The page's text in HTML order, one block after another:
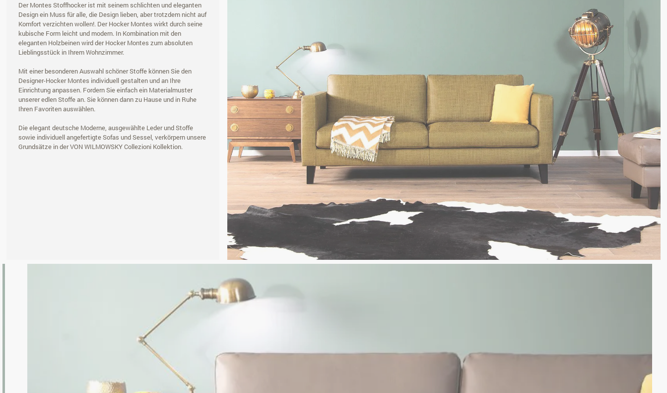
Der Montes Stoffhocker ist mit seinem schlichten und eleganten
Design ein Muss für alle, die Design lieben, aber trotzdem nicht auf
Komfort verzichten wollen!. Der Hocker Montes wirkt durch seine
kubische Form leicht und modern. In Kombination mit den
eleganten Holzbeinen wird der Hocker Montes zum absoluten
Lieblingsstück in Ihrem Wohnzimmer.
Mit einer besonderen Auswahl schöner Stoffe können Sie den
Designer-Hocker Montes individuell gestalten und an Ihre
Einrichtung anpassen. Fordern Sie einfach ein Materialmuster
unserer edlen Stoffe an. Sie können dann zu Hause und in Ruhe
Ihren Favoriten auswählen.
Die elegant deutsche Moderne, ausgewählte Leder und Stoffe
sowie individuell angefertigte Sofas und Sessel, verkörpern unsere
Grundsätze in der VON WILMOWSKY Collezioni Kollektion.